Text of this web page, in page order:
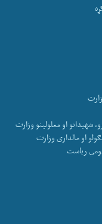
شهيدانو او معلولينو وزارت
رياست